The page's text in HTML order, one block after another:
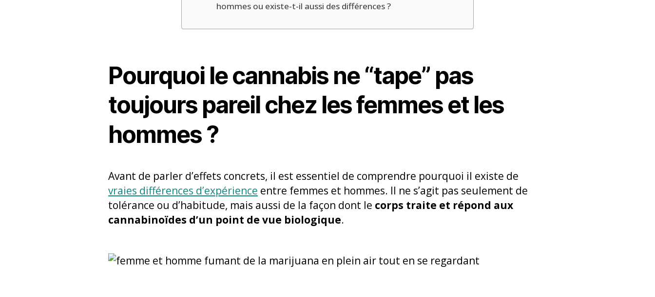
hommes ou existe-t-il aussi des différences ?
Pourquoi le cannabis ne “tape” pas
toujours pareil chez les femmes et les
hommes ?
Avant de parler d’effets concrets, il est essentiel de comprendre pourquoi il existe de
vraies différences d’expérience entre femmes et hommes. Il ne s’agit pas seulement de
tolérance ou d’habitude, mais aussi de la façon dont le corps traite et répond aux
cannabinoïdes d’un point de vue biologique.